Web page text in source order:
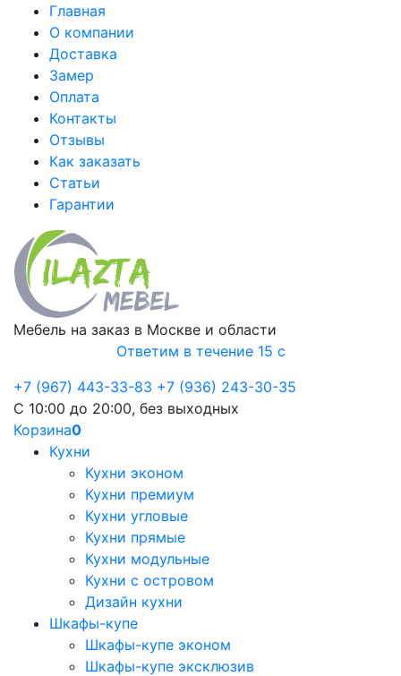
Главная
О компании
Доставка
Замер
Оплата
Контакты
Отзывы
Как заказать
Статьи
Гарантии
Мебель на заказ в Москве и области
Ответим в течение 15 с
+7 (967) 443-33-83 +7 (936) 243-30-35
С 10:00 до 20:00, без выходных
Корзина0
Кухни
Кухни эконом
Кухни премиум
Кухни угловые
Кухни прямые
Кухни модульные
Кухни с островом
Дизайн кухни
Шкафы-купе
Шкафы-купе эконом
Шкафы-купе эксклюзив